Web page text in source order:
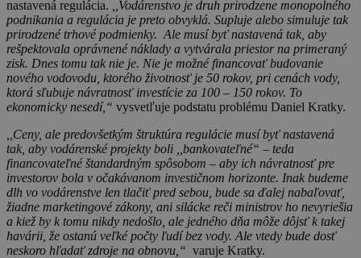
nastavená regulácia.
,,Vodárenstvo je druh prirodzene monopolného
podnikania a regulácia je preto obvyklá. Supluje alebo simuluje tak
prirodzené trhové podmienky. Ale musí byť nastavená tak, aby
rešpektovala oprávnené náklady a vytvárala priestor na primeraný
zisk. Dnes tomu tak nie je. Nie je možné financovať budovanie
nového vodovodu, ktorého životnosť je 50 rokov, pri cenách vody,
ktorá sľubuje návratnosť investície za 100 – 150 rokov. To
ekonomicky nesedí,“ vysvetľuje podstatu problému Daniel Kratky.
,,Ceny, ale predovšetkým štruktúra regulácie musí byť nastavená
tak, aby vodárenské projekty boli ,,bankovateľné“ – teda
financovateľné štandardným spôsobom – aby ich návratnosť pre
investorov bola v očakávanom investičnom horizonte. Inak budeme
dlh vo vodárenstve len tlačiť pred sebou, bude sa ďalej nabaľovať,
žiadne marketingové zákony, ani silácke reči ministrov ho nevyriešia
a kiež by k tomu nikdy nedošlo, ale jedného dňa môže dôjsť k takej
havárii, že ostanú veľké počty ľudí bez vody. Ale vtedy bude dosť
neskoro hľadať zdroje na obnovu,“ varuje Kratky.